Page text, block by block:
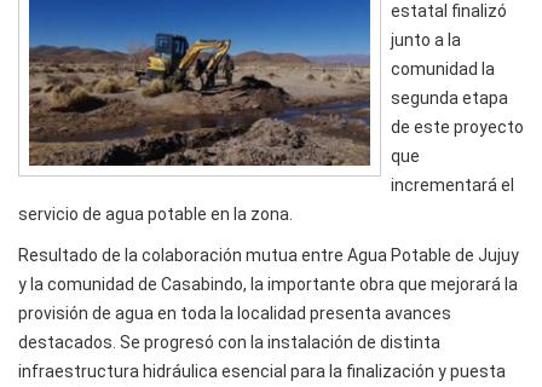
estatal finalizó
junto a la
comunidad la
segunda etapa
de este proyecto
que
incrementará el
servicio de agua potable en la zona.
Resultado de la colaboración mutua entre Agua Potable de Jujuy
y la comunidad de Casabindo, la importante obra que mejorará la
provisión de agua en toda la localidad presenta avances
destacados. Se progresó con la instalación de distinta
infraestructura hidráulica esencial para la finalización y puesta